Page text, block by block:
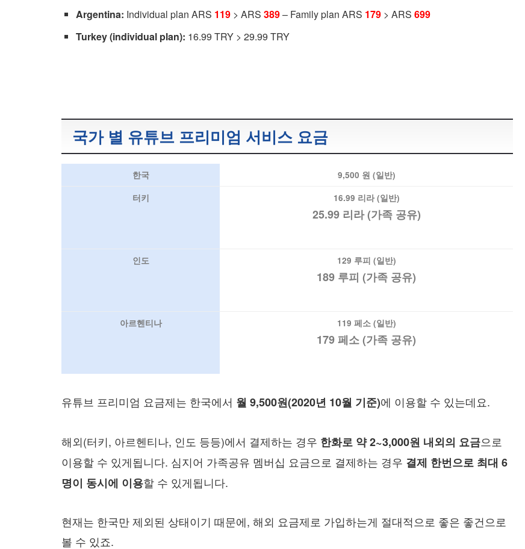
Argentina: Individual plan ARS 119 > ARS 389– Family plan ARS 179 > ARS 699
Turkey (individual plan): 16.99 TRY > 29.99 TRY
국가 별 유튜브 프리미엄 서비스 요금
한국
9,500 원 (일반)
터키
16.99 리라 (일반)
25.99 리라 (가족 공유)
인도 129 루피 (일반)
189 루피 (가족 공유)
아르헨티나 119 페소 (일반)
179 페소 (가족 공유)
유튜브 프리미엄 요금제는 한국에서 월 9,500원(2020년 10월 기준)에 이용할 수 있는데요.
해외(터키, 아르헨티나, 인도 등등)에서 결제하는 경우 한화로 약 2~3,000원 내외의 요금으로
이용할 수 있게됩니다. 심지어 가족공유 멤버십 요금으로 결제하는 경우 결제 한번으로 최대 6
명이 동시에 이용할 수 있게됩니다.
현재는 한국만 제외된 상태이기 때문에, 해외 요금제로 가입하는게 절대적으로 좋은 좋건으로
볼 수 있죠.